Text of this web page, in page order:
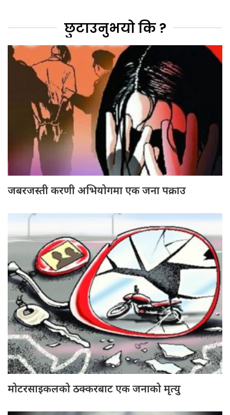
छुटाउनुभयो कि ?
जबरजस्ती करणी अभियोगमा एक जना पक्राउ
मोटरसाइकलको ठक्करबाट एक जनाको मृत्यु